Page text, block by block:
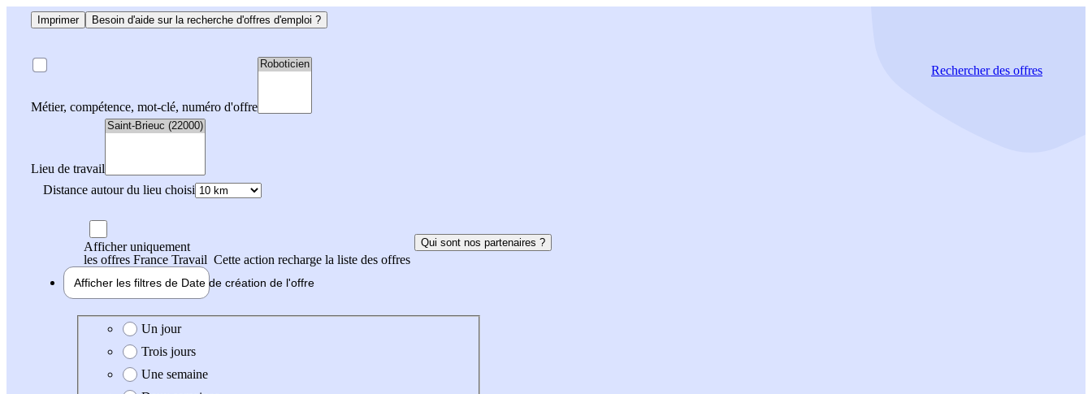
Imprimer Besoin d'aide sur la recherche d'offres d'emploi ?
Métier, compétence, mot-clé, numéro d'offre
Lieu de travail
Distance autour du lieu choisi
Rechercherdes offres
Afficher uniquement
les offres France Travail Cette action recharge la liste des offres
Qui sont nos partenaires ?
Afficher les filtres de Date de création de l'offre
Date de création de l'offre
Un jour
Trois jours
Une semaine